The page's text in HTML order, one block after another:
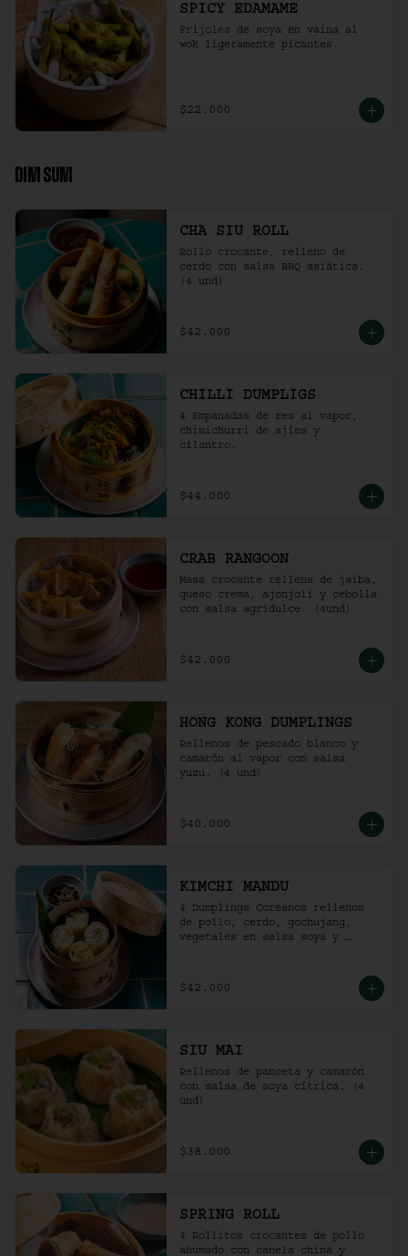
SPICY EDAMAME
Frijoles de soya en vaina al
wok ligeramente picantes.
$22.000
DIM SUM
CHA SIU ROLL
Rollo crocante, relleno de
cerdo con salsa BBQ asiática.
(4 und)
$42.000
CHILLI DUMPLIGS
4 Empanadas de res al vapor,
chimichurri de ajíes y
cilantro.
$44.000
CRAB RANGOON
Masa crocante rellena de jaiba,
queso crema, ajonjolí y cebolla
con salsa agridulce. (4und)
$42.000
HONG KONG DUMPLINGS
Rellenos de pescado blanco y
camarón al vapor con salsa
yuzu. (4 und)
$40.000
KIMCHI MANDU
4 Dumplings Coreanos rellenos
de pollo, cerdo, gochujang,
vegetales en salsa soya y
$42.000
SIU MAI
Rellenos de panceta y camarón
con salsa de soya cítrica. (4
und)
$38.000
SPRING ROLL
4 Rollitos crocantes de pollo
ahumado con canela china y